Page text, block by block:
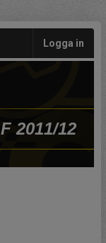
Logga in
F 2011/12